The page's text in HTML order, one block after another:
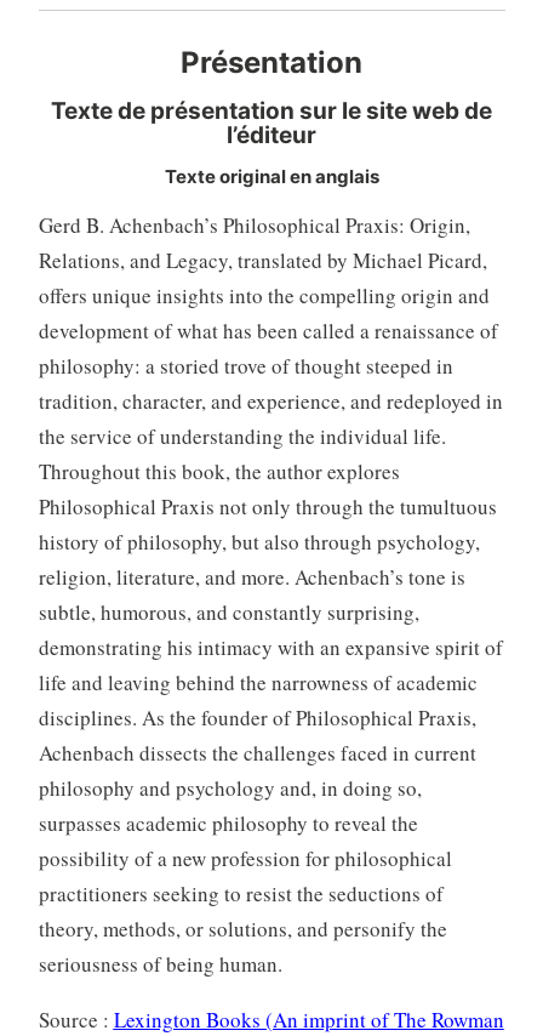
Présentation
Texte de présentation sur le site web de
l’éditeur
Texte original en anglais
Gerd B. Achenbach’s Philosophical Praxis: Origin,
Relations, and Legacy, translated by Michael Picard,
offers unique insights into the compelling origin and
development of what has been called a renaissance of
philosophy: a storied trove of thought steeped in
tradition, character, and experience, and redeployed in
the service of understanding the individual life.
Throughout this book, the author explores
Philosophical Praxis not only through the tumultuous
history of philosophy, but also through psychology,
religion, literature, and more. Achenbach’s tone is
subtle, humorous, and constantly surprising,
demonstrating his intimacy with an expansive spirit of
life and leaving behind the narrowness of academic
disciplines. As the founder of Philosophical Praxis,
Achenbach dissects the challenges faced in current
philosophy and psychology and, in doing so,
surpasses academic philosophy to reveal the
possibility of a new profession for philosophical
practitioners seeking to resist the seductions of
theory, methods, or solutions, and personify the
seriousness of being human.
Source : Lexington Books (An imprint of The Rowman